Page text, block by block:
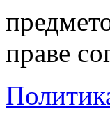
праве